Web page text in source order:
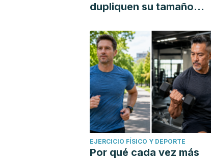
dupliquen su tamaño
EJERCICIO FÍSICO Y DEPORTE
Por qué cada vez más